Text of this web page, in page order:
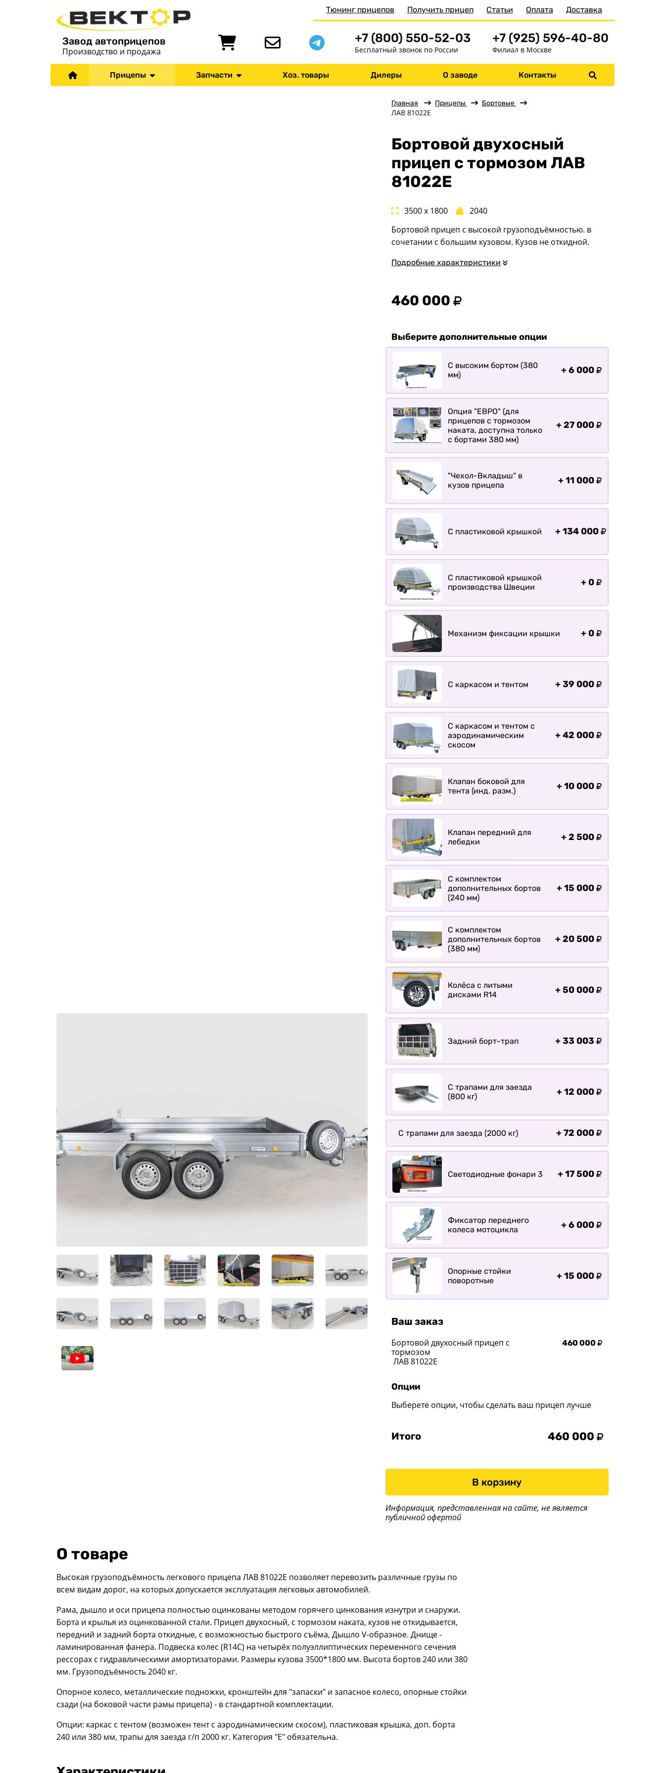
Меню
Бортовые
Для водной техники
Спец. назначения
квадроциклов
Прицепы для
Прицепы для
Прицепы для лодок и
Прицепы для мотоблока
Прицепы для лодки РИБ
Прицепы для перевозки
Хоз. товары
Контакты
Получить прицеп
Доставка
Завод автоприцепов
Производство и продажа
Тюнинг прицепов Получить прицеп Статьи Оплата Доставка
+7 (800) 550-52-03
Бесплатный звонок по России
+7 (925) 596-40-80
Филиал в Москве
Прицепы Запчасти Хоз. товары Дилеры О заводе Контакты
Главная Прицепы Бортовые
ЛАВ 81022E
Бортовой двухосный
прицеп с тормозом ЛАВ
81022E
3500 x 1800
2040
Бортовой прицеп с высокой грузоподъёмностью. в
сочетании с большим кузовом. Кузов не откидной.
Подробные характеристики
460 000
Выберите дополнительные опции
С высоким бортом (380
мм)
+6 000
Опция "ЕВРО" (для
прицепов с тормозом
наката, доступна только
с бортами 380 мм)
+27 000
"Чехол-Вкладыш" в
кузов прицепа
+11 000
С пластиковой крышкой +134 000
С пластиковой крышкой
производства Швеции
+ 0
Механизм фиксации крышки + 0
С каркасом и тентом +39 000
С каркасом и тентом с
аэродинамическим
скосом
+42 000
Клапан боковой для
тента (инд. разм.)
+10 000
Клапан передний для
лебедки
+2 500
С комплектом
дополнительных бортов
(240 мм)
+15 000
С комплектом
дополнительных бортов
(380 мм)
+20 500
Колёса с литыми
дисками R14
+50 000
Задний борт-трап +33 003
С трапами для заезда
(800 кг)
+12 000
С трапами для заезда (2000 кг) +72 000
Светодиодные фонари 3 +17 500
Фиксатор переднего
колеса мотоцикла
+6 000
Опорные стойки
поворотные
+15 000
Ваш заказ
Бортовой двухосный прицеп с
тормозом
ЛАВ 81022E
460 000
Опции
Выберете опции, чтобы сделать ваш прицеп лучше
Итого 460 000
В корзину
Информация, представленная на сайте, не является
публичной офертой
О товаре
Высокая грузоподъёмность легкового прицепа ЛАВ 81022Е позволяет перевозить различные грузы по
всем видам дорог, на которых допускается эксплуатация легковых автомобилей.
Рама, дышло и оси прицепа полностью оцинкованы методом горячего цинкования изнутри и снаружи.
Борта и крылья из оцинкованной стали. Прицеп двухосный, с тормозом наката, кузов не откидывается,
передний и задний борта откидные, с возможностью быстрого съёма, Дышло V-образное. Днище -
ламинированная фанера. Подвеска колес (R14С) на четырёх полуэллиптических переменного сечения
рессорах с гидравлическими амортизаторами. Размеры кузова 3500*1800 мм. Высота бортов 240 или 380
мм. Грузоподъёмность 2040 кг.
Опорное колесо, металлические подножки, кронштейн для "запаски" и запасное колесо, опорные стойки
сзади (на боковой части рамы прицепа) - в стандартной комплектации.
Опции: каркас с тентом (возможен тент с аэродинамическим скосом), пластиковая крышка, доп. борта
240 или 380 мм, трапы для заезда г/п 2000 кг. Категория "Е" обязательна.